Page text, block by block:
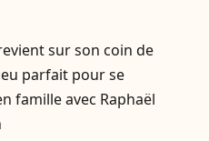
sur son coin de
parfait pour se
famille avec Raphaël